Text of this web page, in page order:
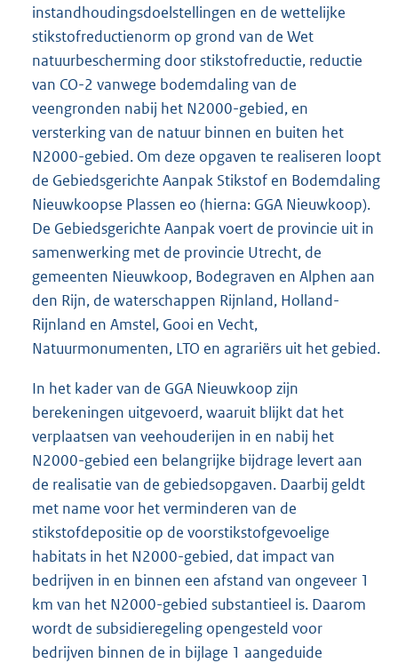
instandhoudingsdoelstellingen en de wettelijke
stikstofreductienorm op grond van de Wet
natuurbescherming door stikstofreductie, reductie
van CO-2 vanwege bodemdaling van de
veengronden nabij het N2000-gebied, en
versterking van de natuur binnen en buiten het
N2000-gebied. Om deze opgaven te realiseren loopt
de Gebiedsgerichte Aanpak Stikstof en Bodemdaling
Nieuwkoopse Plassen eo (hierna: GGA Nieuwkoop).
De Gebiedsgerichte Aanpak voert de provincie uit in
samenwerking met de provincie Utrecht, de
gemeenten Nieuwkoop, Bodegraven en Alphen aan
den Rijn, de waterschappen Rijnland, Holland-
Rijnland en Amstel, Gooi en Vecht,
Natuurmonumenten, LTO en agrariërs uit het gebied.
In het kader van de GGA Nieuwkoop zijn
berekeningen uitgevoerd, waaruit blijkt dat het
verplaatsen van veehouderijen in en nabij het
N2000-gebied een belangrijke bijdrage levert aan
de realisatie van de gebiedsopgaven. Daarbij geldt
met name voor het verminderen van de
stikstofdepositie op de voorstikstofgevoelige
habitats in het N2000-gebied, dat impact van
bedrijven in en binnen een afstand van ongeveer 1
km van het N2000-gebied substantieel is. Daarom
wordt de subsidieregeling opengesteld voor
bedrijven binnen de in bijlage 1 aangeduide